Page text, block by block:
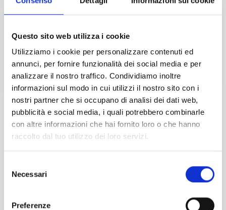
Questo sito web utilizza i cookie
Utilizziamo i cookie per personalizzare contenuti ed
annunci, per fornire funzionalità dei social media e per
analizzare il nostro traffico. Condividiamo inoltre
informazioni sul modo in cui utilizzi il nostro sito con i
nostri partner che si occupano di analisi dei dati web,
pubblicità e social media, i quali potrebbero combinarle
con altre informazioni che hai fornito loro o che hanno
raccolto dal tuo utilizzo dei loro servizi.
delNecessari
Preferenze
ANTIRICICLAGGIO: ADEMPIMENTI IN
PRATICA
Online
GALLERY